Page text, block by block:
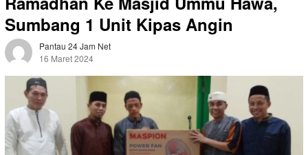
Sumbang 1 Unit Kipas Angin
Pantau 24 Jam Net
16 Maret 2024